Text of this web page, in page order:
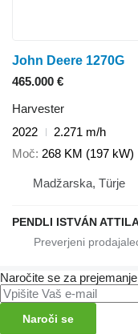
John Deere 1270G
465.000 €
Harvester
2022
2.271 m/h
Moč 268 KM (197 kW)
Madžarska, Türje
PENDLI ISTVÁN
Naročite se za
Naroči se